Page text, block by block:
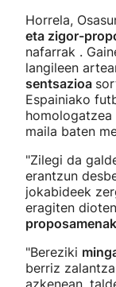
Horrela,
eta zigor-
nafarrak .
langileen
sentsazioa
Espainiako
maila baten
"Zilegi da
erantzun
jokabideek
eragiten
proposamenak
"Bereziki
berriz
azkenean,